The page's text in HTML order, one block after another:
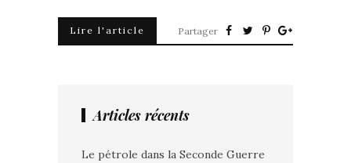
Lire l'article Partager
Articles récents
Le pétrole dans la Seconde Guerre